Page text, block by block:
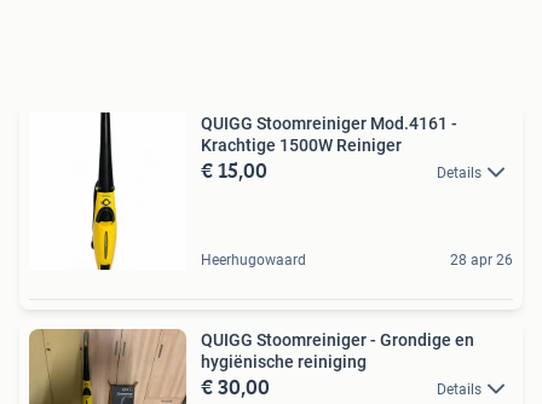
QUIGG Stoomreiniger Mod.4161 -
Krachtige 1500W Reiniger
€ 15,00 Details
Heerhugowaard 28 apr 26
QUIGG Stoomreiniger - Grondige en
hygiënische reiniging
€ 30,00 Details